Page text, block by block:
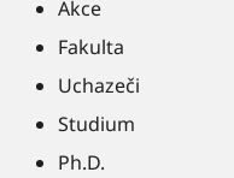
Akce
Fakulta
Uchazeči
Studium
Ph.D.